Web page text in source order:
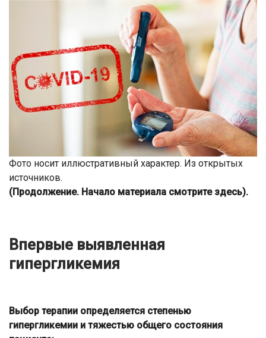
Фото носит иллюстративный характер. Из открытых
источников.
(Продолжение. Начало материала смотрите здесь).
Впервые выявленная
гипергликемия
Выбор терапии определяется степенью
гипергликемии и тяжестью общего состояния